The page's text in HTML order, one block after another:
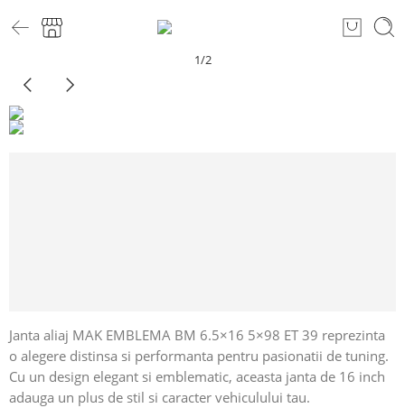
1/2
Janta aliaj MAK EMBLEMA BM 6.5×16 5×98 ET 39 reprezinta
o alegere distinsa si performanta pentru pasionatii de tuning.
Cu un design elegant si emblematic, aceasta janta de 16 inch
adauga un plus de stil si caracter vehiculului tau.